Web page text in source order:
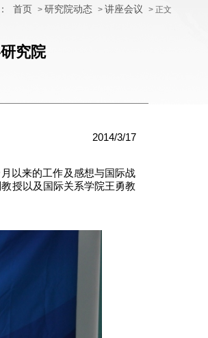
首页 > 研究院动态 > 讲座会议 > 正文
究院
2014/3/17
以来的工作及感想与国际战
授以及国际关系学院王勇教